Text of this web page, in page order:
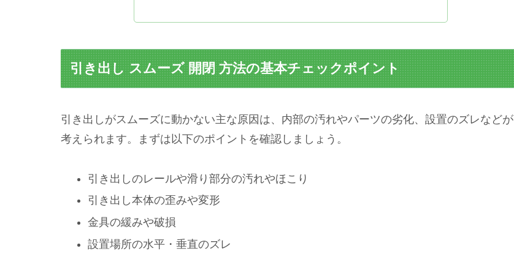
引き出し スムーズ 開閉 方法の基本チェックポイント
引き出しがスムーズに動かない主な原因は、内部の汚れやパーツの劣化、設置のズレなどが
考えられます。まずは以下のポイントを確認しましょう。
引き出しのレールや滑り部分の汚れやほこり
引き出し本体の歪みや変形
金具の緩みや破損
設置場所の水平・垂直のズレ